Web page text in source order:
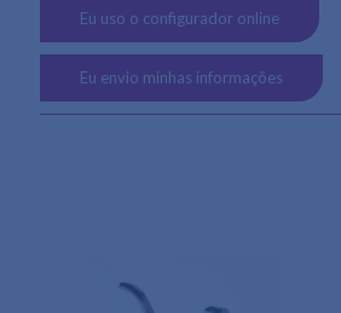
Eu uso o configurador online
Eu envio minhas informações